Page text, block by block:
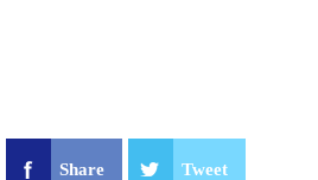
Share Tweet